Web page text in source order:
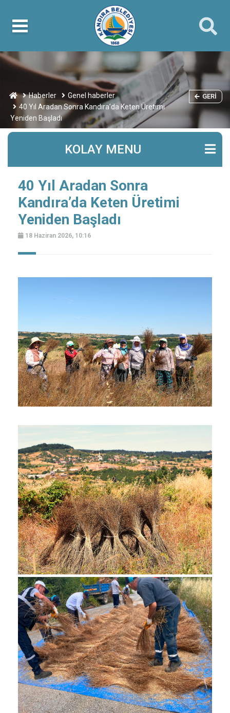
Haberler
Genel haberler
40 Yıl Aradan Sonra Kandıra’da Keten Üretimi
Yeniden Başladı
GERI
KOLAY MENU
40 Yıl Aradan Sonra
Kandıra’da Keten Üretimi
Yeniden Başladı
18 Haziran 2026, 10:16